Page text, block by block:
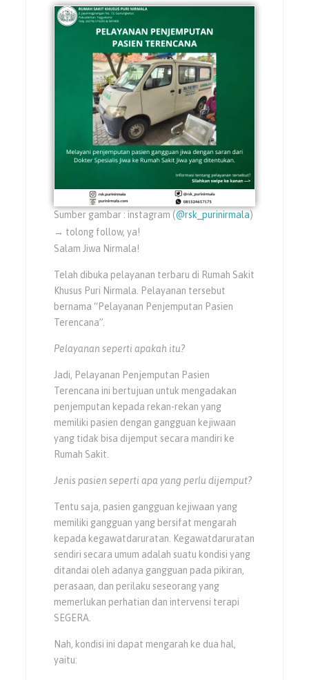
Sumber gambar : instagram (@rsk_purinirmala)
→ tolong follow, ya!
Salam Jiwa Nirmala!
Telah dibuka pelayanan terbaru di Rumah Sakit
Khusus Puri Nirmala. Pelayanan tersebut
bernama “Pelayanan Penjemputan Pasien
Terencana”.
Pelayanan seperti apakah itu?
Jadi, Pelayanan Penjemputan Pasien
Terencana ini bertujuan untuk mengadakan
penjemputan kepada rekan-rekan yang
memiliki pasien dengan gangguan kejiwaan
yang tidak bisa dijemput secara mandiri ke
Rumah Sakit.
Jenis pasien seperti apa yang perlu dijemput?
Tentu saja, pasien gangguan kejiwaan yang
memiliki gangguan yang bersifat mengarah
kepada kegawatdaruratan. Kegawatdaruratan
sendiri secara umum adalah suatu kondisi yang
ditandai oleh adanya gangguan pada pikiran,
perasaan, dan perilaku seseorang yang
memerlukan perhatian dan intervensi terapi
SEGERA.
Nah, kondisi ini dapat mengarah ke dua hal,
yaitu: